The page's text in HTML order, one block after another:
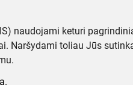
naudojami keturi
Naršydami toliau Jūs